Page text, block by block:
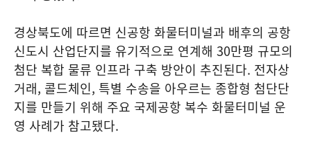
경상북도에 따르면 신공항 화물터미널과 배후의 공항
신도시 산업단지를 유기적으로 연계해 30만평 규모의
첨단 복합 물류 인프라 구축 방안이 추진된다. 전자상
거래, 콜드체인, 특별 수송을 아우르는 종합형 첨단단
지를 만들기 위해 주요 국제공항 복수 화물터미널 운
영 사례가 참고됐다.